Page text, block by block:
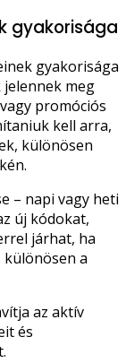
gyakorisága
gyakorisága
meg
promóciós
kell arra,
különösen
– napi vagy heti
új kódokat,
járhat, ha
a
az aktív
és